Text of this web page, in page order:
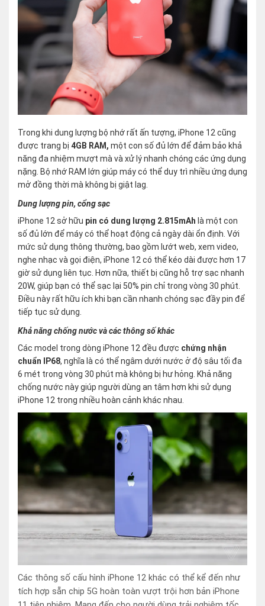
Trong khi dung lượng bộ nhớ rất ấn tượng, iPhone 12 cũng
được trang bị 4GB RAM, một con số đủ lớn để đảm bảo khả
năng đa nhiệm mượt mà và xử lý nhanh chóng các ứng dụng
nặng. Bộ nhớ RAM lớn giúp máy có thể duy trì nhiều ứng dụng
mở đồng thời mà không bị giật lag.
Dung lượng pin, cổng sạc
iPhone 12 sở hữu pin có dung lượng 2.815mAh là một con
số đủ lớn để máy có thể hoạt động cả ngày dài ổn định. Với
mức sử dụng thông thường, bao gồm lướt web, xem video,
nghe nhạc và gọi điện, iPhone 12 có thể kéo dài được hơn 17
giờ sử dụng liên tục. Hơn nữa, thiết bị cũng hỗ trợ sạc nhanh
20W, giúp bạn có thể sạc lại 50% pin chỉ trong vòng 30 phút.
Điều này rất hữu ích khi bạn cần nhanh chóng sạc đầy pin để
tiếp tục sử dụng.
Khả năng chống nước và các thông số khác
Các model trong dòng iPhone 12 đều được chứng nhận
chuẩn IP68, nghĩa là có thể ngâm dưới nước ở độ sâu tối đa
6 mét trong vòng 30 phút mà không bị hư hỏng. Khả năng
chống nước này giúp người dùng an tâm hơn khi sử dụng
iPhone 12 trong nhiều hoàn cảnh khác nhau.
Các thông số cấu hình iPhone 12 khác có thể kể đến như
tích hợp sẵn chip 5G hoàn toàn vượt trội hơn bản iPhone